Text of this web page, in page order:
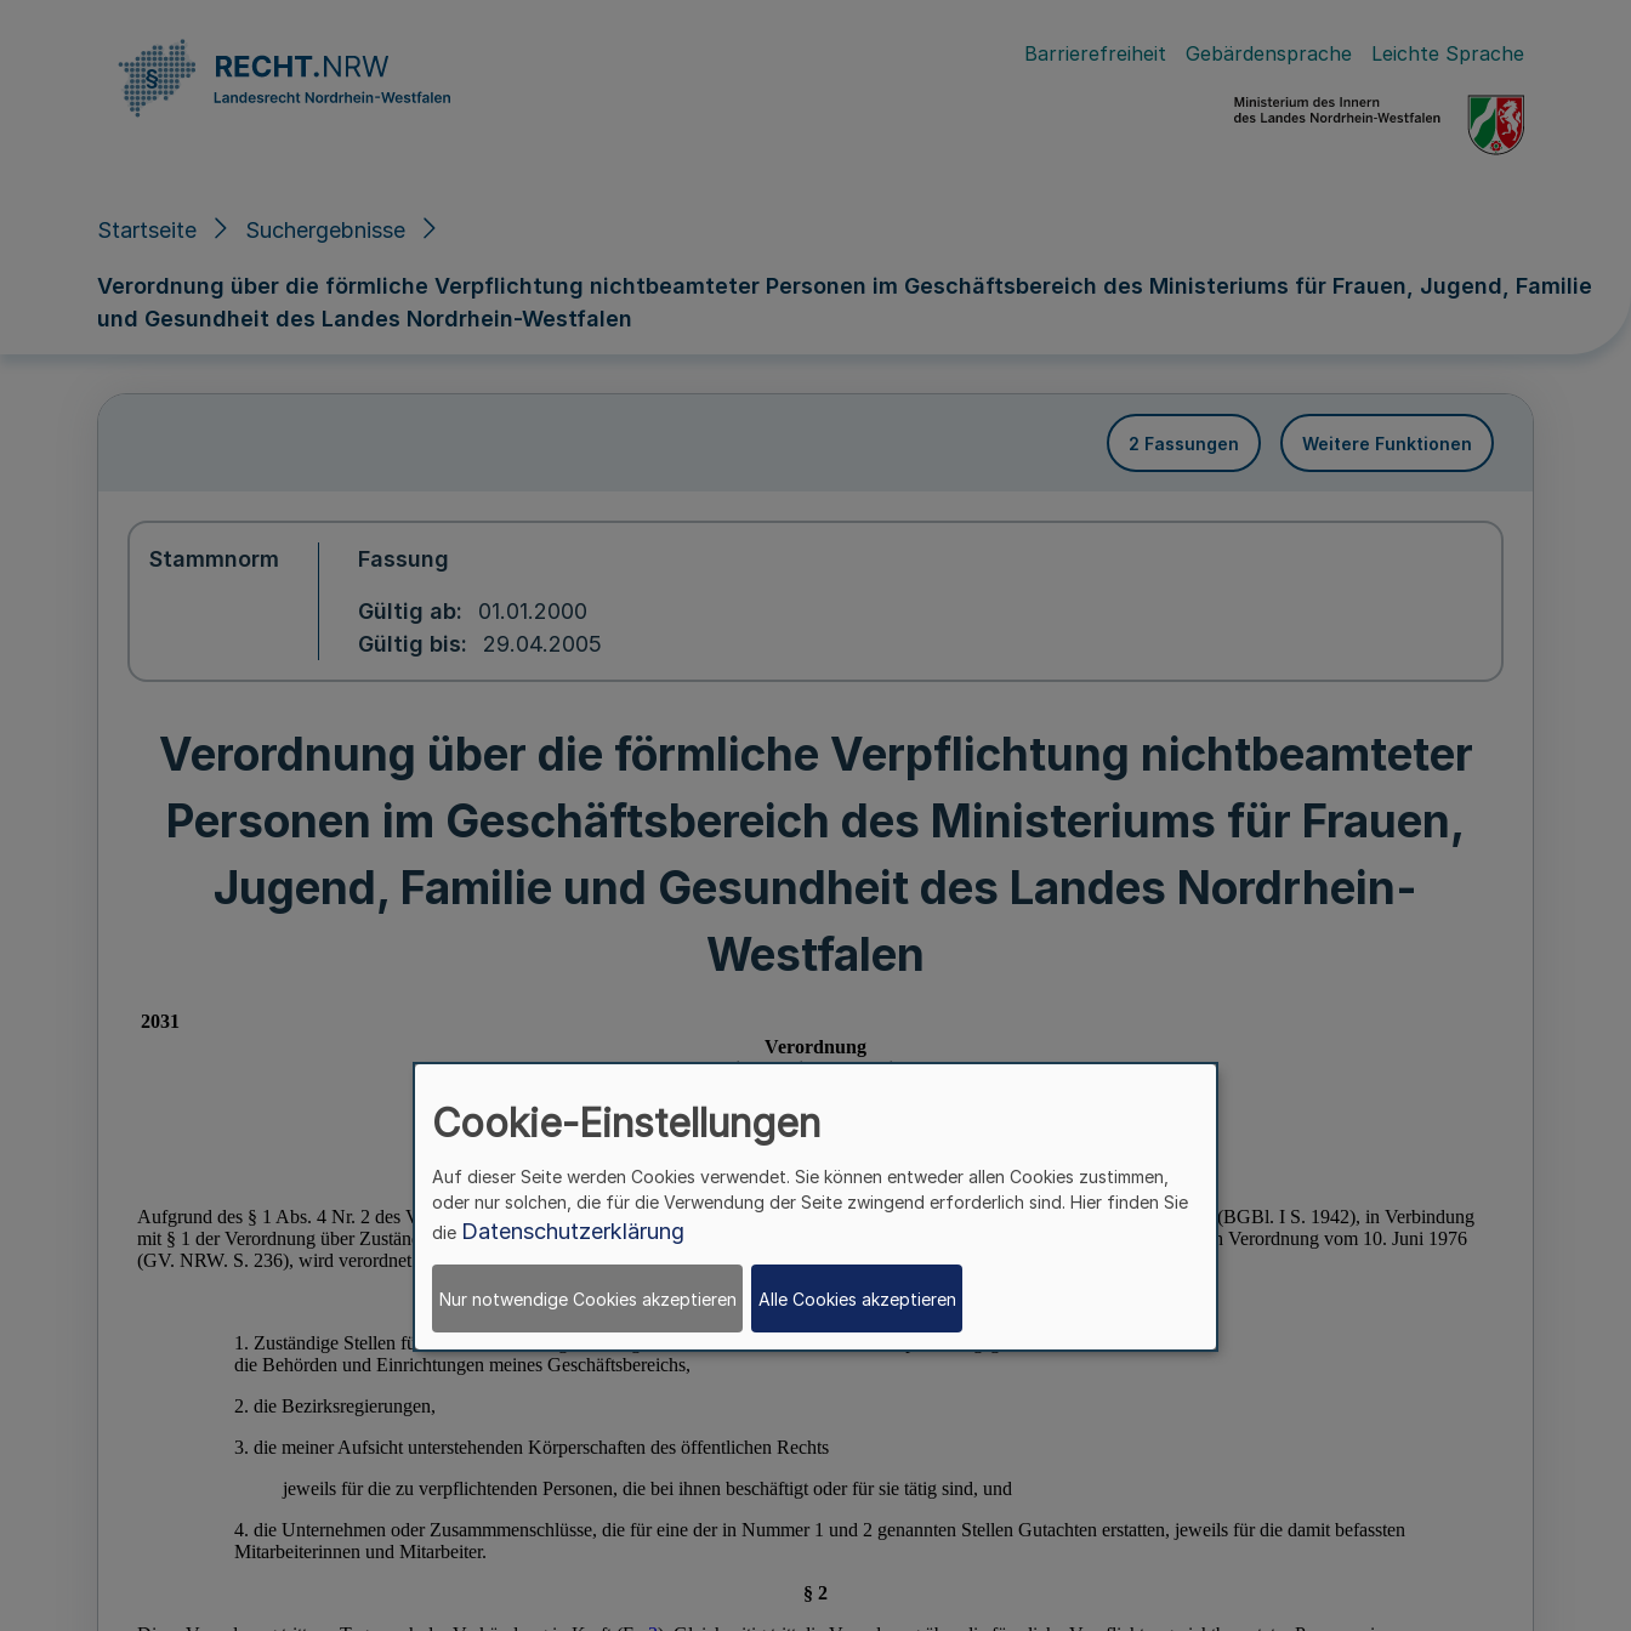
Barrierefreiheit Gebärdensprache Leichte Sprache
Startseite Suchergebnisse
Verordnung über die förmliche Verpflichtung nichtbeamteter Personen im Geschäftsbereich des Ministeriums für Frauen, Jugend, Familie
und Gesundheit des Landes Nordrhein-Westfalen
2 Fassungen Weitere Funktionen
Stammnorm Fassung
Gültig ab
01.01.2000
Gültig bis
29.04.2005
Verordnung über die förmliche Verpflichtung nichtbeamteter
Personen im Geschäftsbereich des Ministeriums für Frauen,
Jugend, Familie und Gesundheit des Landes Nordrhein-
Westfalen
Cookie-Einstellungen
Auf dieser Seite werden Cookies verwendet. Sie können entweder allen Cookies zustimmen,
oder nur solchen, die für die Verwendung der Seite zwingend erforderlich sind. Hier finden Sie
die Datenschutzerklärung
Nur notwendige Cookies akzeptieren Alle Cookies akzeptieren